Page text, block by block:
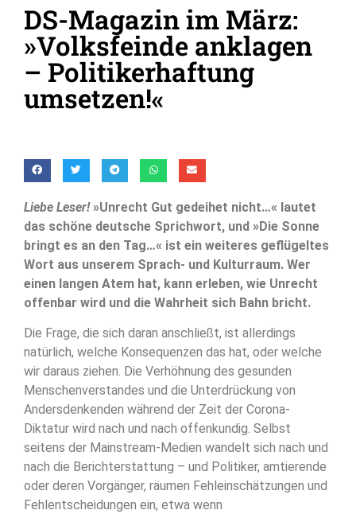
DS-Magazin im März:
»Volksfeinde anklagen
– Politikerhaftung
umsetzen!«
Liebe Leser!»Unrecht Gut gedeihet nicht…« lautet
das schöne deutsche Sprichwort, und »Die Sonne
bringt es an den Tag…« ist ein weiteres geflügeltes
Wort aus unserem Sprach- und Kulturraum. Wer
einen langen Atem hat, kann erleben, wie Unrecht
offenbar wird und die Wahrheit sich Bahn bricht.
Die Frage, die sich daran anschließt, ist allerdings
natürlich, welche Konsequenzen das hat, oder welche
wir daraus ziehen. Die Verhöhnung des gesunden
Menschenverstandes und die Unterdrückung von
Andersdenkenden während der Zeit der Corona-
Diktatur wird nach und nach offenkundig. Selbst
seitens der Mainstream-Medien wandelt sich nach und
nach die Berichterstattung – und Politiker, amtierende
oder deren Vorgänger, räumen Fehleinschätzungen und
Fehlentscheidungen ein, etwa wenn